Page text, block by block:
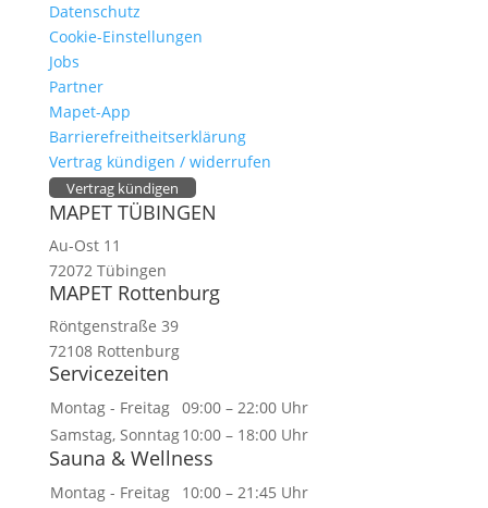
Datenschutz
Cookie-Einstellungen
Jobs
Partner
Mapet-App
Barrierefreitheitserklärung
Vertrag kündigen / widerrufen
Vertrag kündigen
MAPET TÜBINGEN
Au-Ost 11
72072 Tübingen
MAPET Rottenburg
Röntgenstraße 39
72108 Rottenburg
Servicezeiten
Montag - Freitag 09:00 – 22:00 Uhr
Samstag, Sonntag10:00 – 18:00 Uhr
Sauna & Wellness
Montag - Freitag
10:00 – 21:45 Uhr